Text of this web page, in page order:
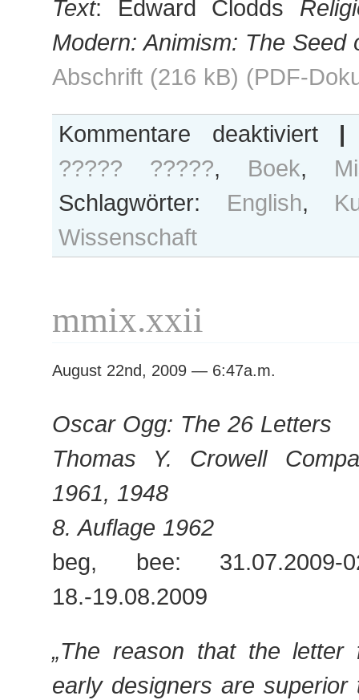
Text: Edward Clodds
Modern: Animism: The Seed
Abschrift (216 kB) (PDF-
Kommentare deaktiviert |
????? ?????, Boek,
Schlagwörter: English,
Wissenschaft
mmix.xxii
August 22nd, 2009 — 6:47a.m.
Oscar Ogg: The 26 Letters
Thomas Y. Crowell
1961, 1948
8. Auflage 1962
beg, bee: 31.07.2009-
18.-19.08.2009
„The reason that the letter
early designers are superior